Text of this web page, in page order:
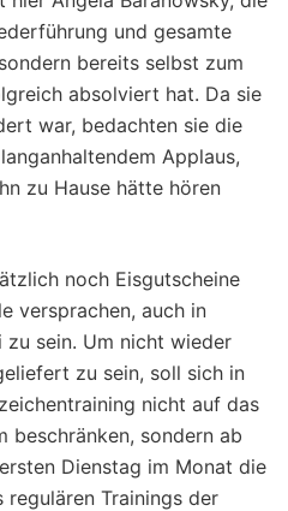
und gesamte
bereits selbst zum
absolviert hat. Da sie
war, bedachten sie die
Applaus,
zu Hause hätte hören
noch Eisgutscheine
versprachen, auch in
sein. Um nicht wieder
zu sein, soll sich in
nicht auf das
beschränken, sondern ab
Dienstag im Monat die
regulären Trainings der